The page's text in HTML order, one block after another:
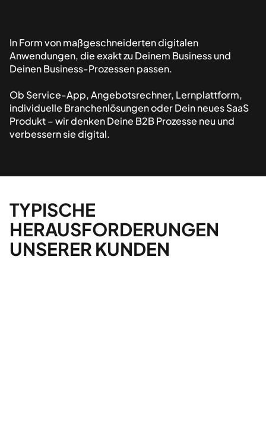
In Form von maßgeschneiderten digitalen
Anwendungen, die exakt zu Deinem Business und
Deinen Business-Prozessen passen.
Ob Service-App, Angebotsrechner, Lernplattform,
individuelle Branchenlösungen oder Dein neues SaaS
Produkt – wir denken Deine B2B Prozesse neu und
verbessern sie digital.
TYPISCHE
HERAUSFORDERUNGEN
UNSERER KUNDEN